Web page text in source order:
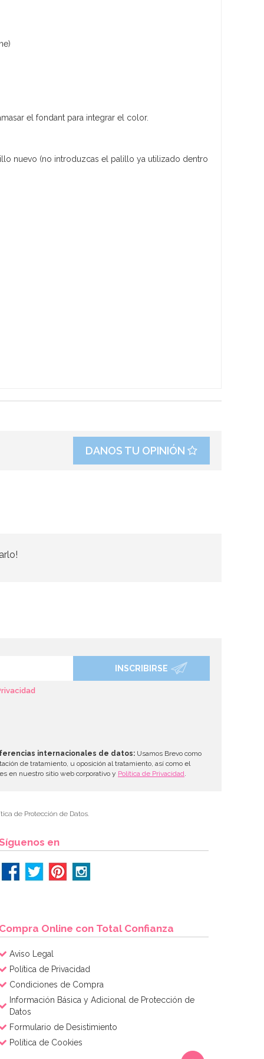
el fondant para integrar el color.
nuevo (no introduzcas el palillo ya utilizado dentro
DANOS TU OPINIÓN
INSCRIBIRSE
internacionales de datos: Usamos Brevo como
de tratamiento, u oposición al tratamiento, así como el
en nuestro sitio web corporativo y Política de Privacidad
de Protección de Datos.
en
Online con Total Confianza
Aviso Legal
Política de Privacidad
Condiciones de Compra
Información Básica y Adicional de Protección de
Datos
Formulario de Desistimiento
Política de Cookies